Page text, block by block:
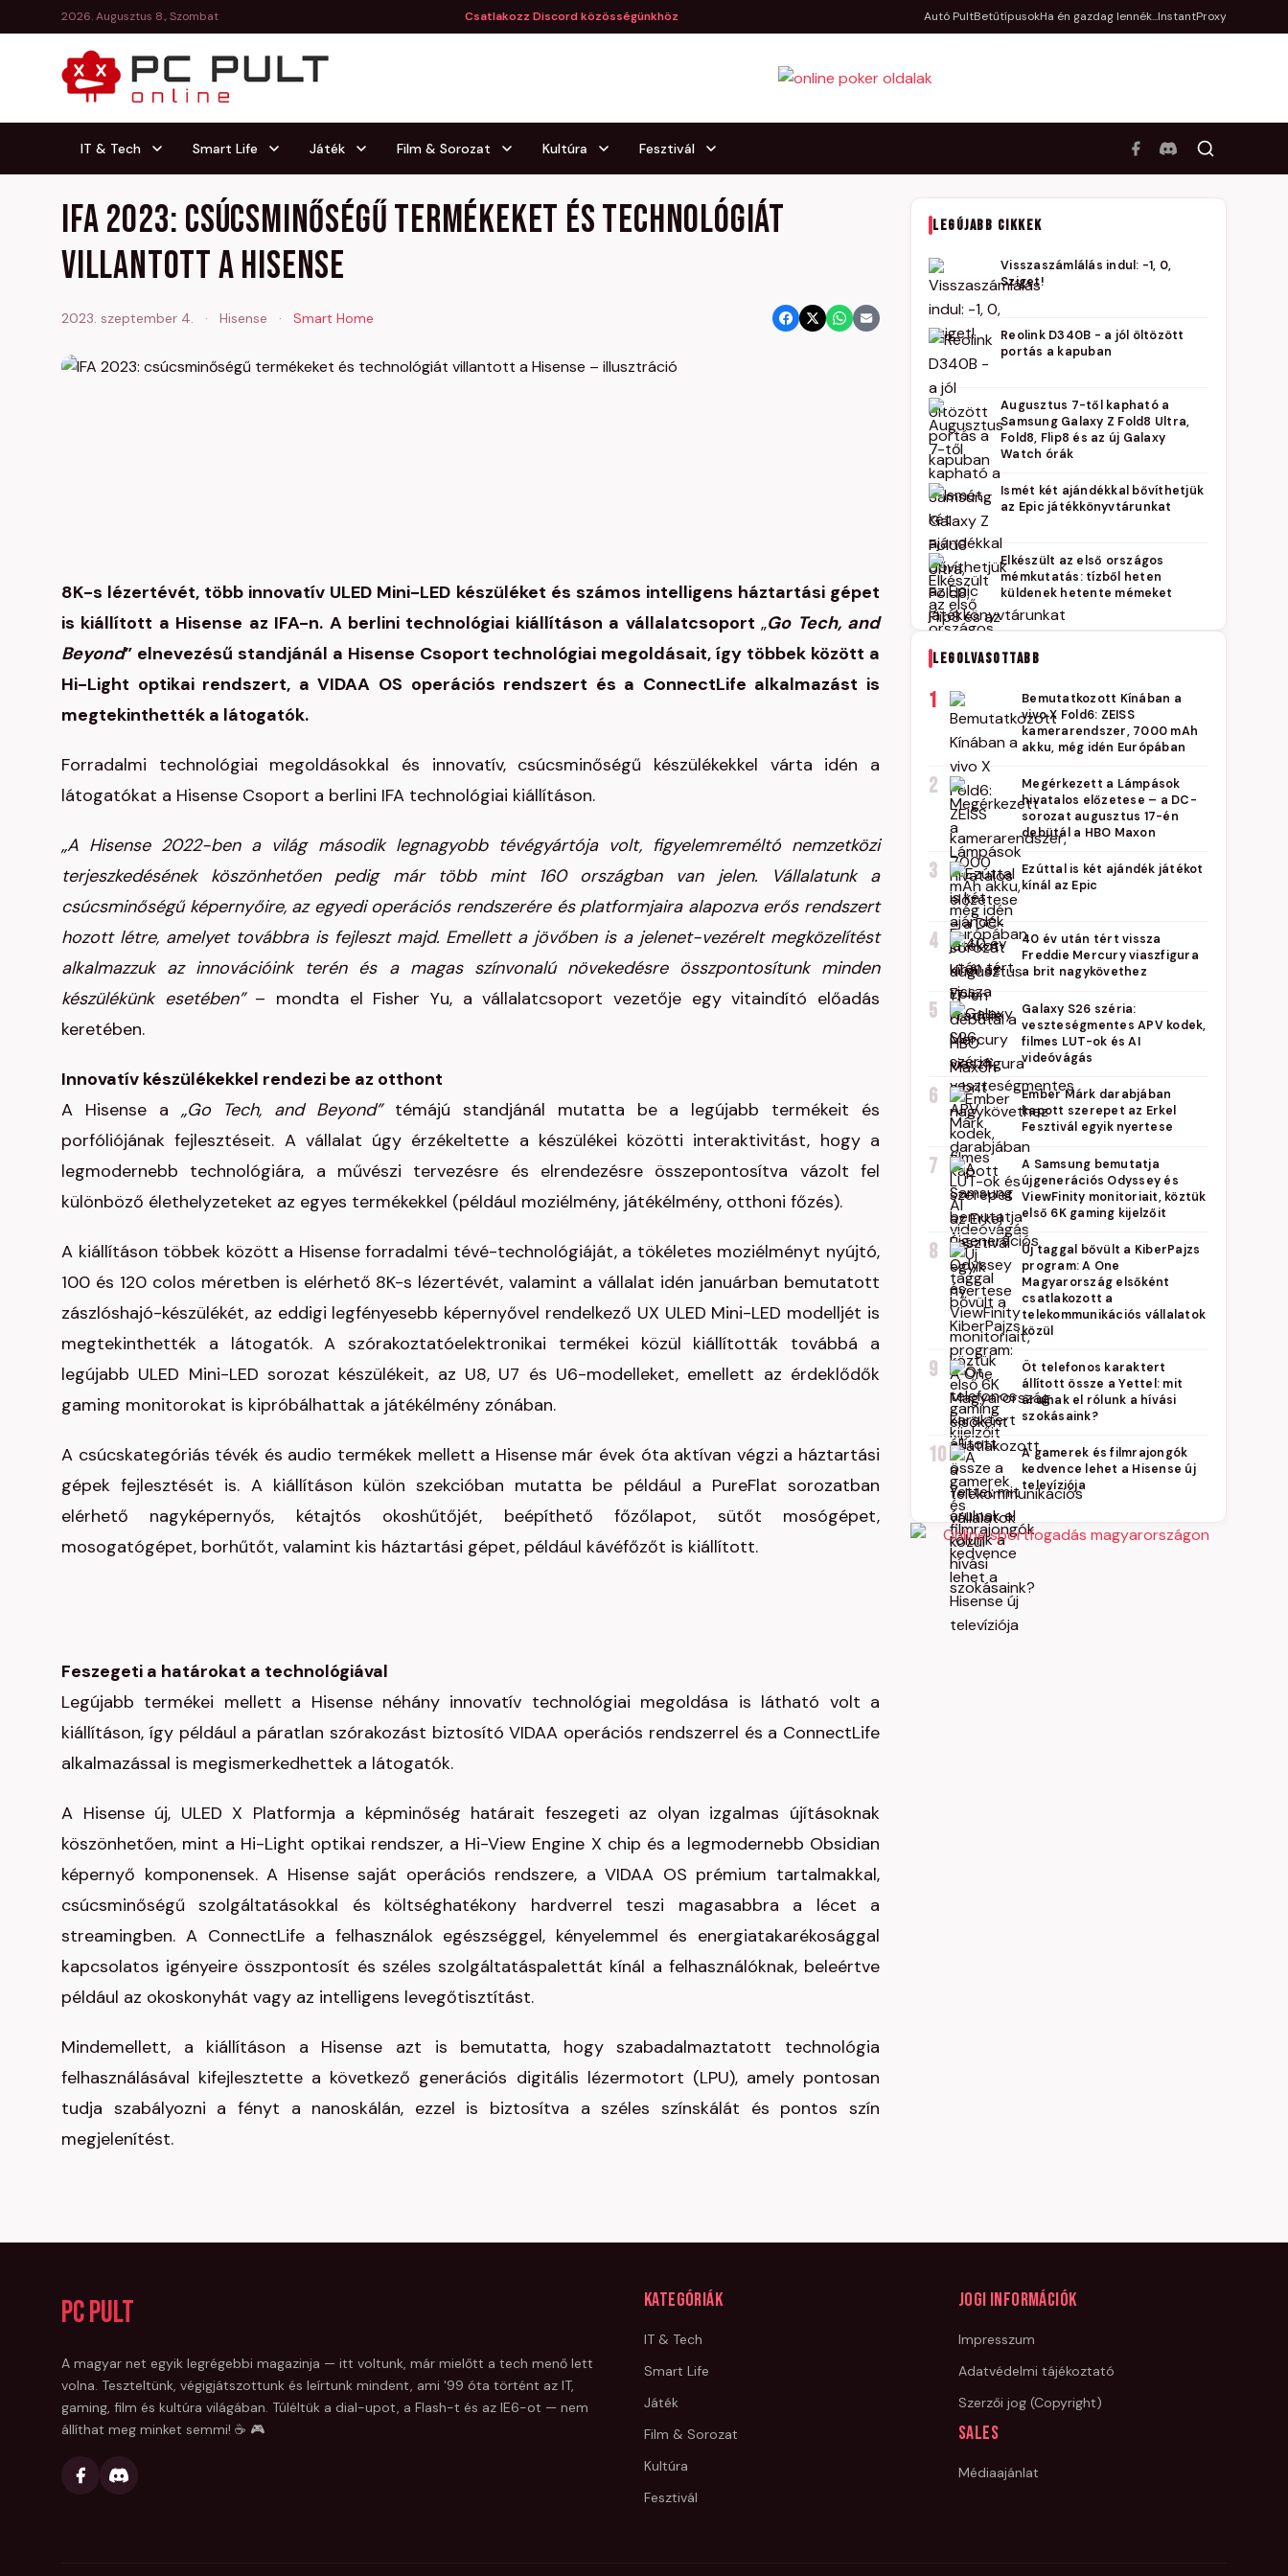
2026. Augusztus 8., Szombat Csatlakozz Discord közösségünkhöz Autó PultBetűtípusokHa én gazdag lennék...InstantProxy
IT & Tech Smart Life Játék Film & Sorozat Kultúra Fesztivál
IFA 2023: csúcsminőségű termékeket és technológiát
villantott a Hisense
2023. szeptember 4. · Hisense · Smart Home
8K-s lézertévét, több innovatív ULED Mini-LED készüléket és számos intelligens háztartási gépet
is kiállított a Hisense az IFA-n. A berlini technológiai kiállításon a vállalatcsoport„Go Tech, and
Beyond” elnevezésű standjánál a Hisense Csoport technológiai megoldásait, így többek között a
Hi-Light optikai rendszert, a VIDAA OS operációs rendszert és a ConnectLife alkalmazást is
megtekinthették a látogatók.
Forradalmi technológiai megoldásokkal és innovatív, csúcsminőségű készülékekkel várta idén a
látogatókat a Hisense Csoport a berlini IFA technológiai kiállításon.
„A Hisense 2022-ben a világ második legnagyobb tévégyártója volt, figyelemreméltó nemzetközi
terjeszkedésének köszönhetően pedig már több mint 160 országban van jelen. Vállalatunk a
csúcsminőségű képernyőire, az egyedi operációs rendszerére és platformjaira alapozva erős rendszert
hozott létre, amelyet továbbra is fejleszt majd. Emellett a jövőben is a jelenet-vezérelt megközelítést
alkalmazzuk az innovációink terén és a magas színvonalú növekedésre összpontosítunk minden
készülékünk esetében” – mondta el Fisher Yu, a vállalatcsoport vezetője egy vitaindító előadás
keretében.
Innovatív készülékekkel rendezi be az otthont
A Hisense a „Go Tech, and Beyond”témájú standjánál mutatta be a legújabb termékeit és
porfóliójának fejlesztéseit. A vállalat úgy érzékeltette a készülékei közötti interaktivitást, hogy a
legmodernebb technológiára, a művészi tervezésre és elrendezésre összepontosítva vázolt fel
különböző élethelyzeteket az egyes termékekkel (például moziélmény, játékélmény, otthoni főzés).
A kiállításon többek között a Hisense forradalmi tévé-technológiáját, a tökéletes moziélményt nyújtó,
100 és 120 colos méretben is elérhető 8K-s lézertévét, valamint a vállalat idén januárban bemutatott
zászlóshajó-készülékét, az eddigi legfényesebb képernyővel rendelkező UX ULED Mini-LED modelljét is
megtekinthették a látogatók. A szórakoztatóelektronikai termékei közül kiállították továbbá a
legújabb ULED Mini-LED sorozat készülékeit, az U8, U7 és U6-modelleket, emellett az érdeklődők
gaming monitorokat is kipróbálhattak a játékélmény zónában.
A csúcskategóriás tévék és audio termékek mellett a Hisense már évek óta aktívan végzi a háztartási
gépek fejlesztését is. A kiállításon külön szekcióban mutatta be például a PureFlat sorozatban
elérhető nagyképernyős, kétajtós okoshűtőjét, beépíthető főzőlapot, sütőt mosógépet,
mosogatógépet, borhűtőt, valamint kis háztartási gépet, például kávéfőzőt is kiállított.
Feszegeti a határokat a technológiával
Legújabb termékei mellett a Hisense néhány innovatív technológiai megoldása is látható volt a
kiállításon, így például a páratlan szórakozást biztosító VIDAA operációs rendszerrel és a ConnectLife
alkalmazással is megismerkedhettek a látogatók.
A Hisense új, ULED X Platformja a képminőség határait feszegeti az olyan izgalmas újításoknak
köszönhetően, mint a Hi-Light optikai rendszer, a Hi-View Engine X chip és a legmodernebb Obsidian
képernyő komponensek. A Hisense saját operációs rendszere, a VIDAA OS prémium tartalmakkal,
csúcsminőségű szolgáltatásokkal és költséghatékony hardverrel teszi magasabbra a lécet a
streamingben. A ConnectLife a felhasználok egészséggel, kényelemmel és energiatakarékosággal
kapcsolatos igényeire összpontosít és széles szolgáltatáspalettát kínál a felhasználóknak, beleértve
például az okoskonyhát vagy az intelligens levegőtisztítást.
Mindemellett, a kiállításon a Hisense azt is bemutatta, hogy szabadalmaztatott technológia
felhasználásával kifejlesztette a következő generációs digitális lézermotort (LPU), amely pontosan
tudja szabályozni a fényt a nanoskálán, ezzel is biztosítva a széles színskálát és pontos szín
megjelenítést.
LEGÚJABB CIKKEK
Visszaszámlálás indul: -1, 0,
Sziget!
Reolink D340B - a jól öltözött
portás a kapuban
Augusztus 7-től kapható a
Samsung Galaxy Z Fold8 Ultra,
Fold8, Flip8 és az új Galaxy
Watch órák
Ismét két ajándékkal bővíthetjük
az Epic játékkönyvtárunkat
Elkészült az első országos
mémkutatás: tízből heten
küldenek hetente mémeket
LEGOLVASOTTABB
1
Bemutatkozott Kínában a
vivo X Fold6: ZEISS
kamerarendszer, 7000 mAh
akku, még idén Európában
2
Megérkezett a Lámpások
hivatalos előzetese – a DC-
sorozat augusztus 17-én
debütál a HBO Maxon
3
Ezúttal is két ajándék játékot
kínál az Epic
4
40 év után tért vissza
Freddie Mercury viaszfigura
a brit nagykövethez
5
Galaxy S26 széria:
veszteségmentes APV kodek,
filmes LUT-ok és AI
videóvágás
6
Ember Márk darabjában
kapott szerepet az Erkel
Fesztivál egyik nyertese
7
A Samsung bemutatja
újgenerációs Odyssey és
ViewFinity monitoriait, köztük
első 6K gaming kijelzőit
8
Új taggal bővült a KiberPajzs
program: A One
Magyarország elsőként
csatlakozott a
telekommunikációs vállalatok
közül
9
Öt telefonos karaktert
állított össze a Yettel: mit
árulnak el rólunk a hívási
szokásaink?
10
A gamerek és filmrajongók
kedvence lehet a Hisense új
televíziója
PC Pult
A magyar net egyik legrégebbi magazinja — itt voltunk, már mielőtt a tech menő lett
volna. Teszteltünk, végigjátszottunk és leírtunk mindent, ami '99 óta történt az IT,
gaming, film és kultúra világában. Túléltük a dial-upot, a Flash-t és az IE6-ot — nem
állíthat meg minket semmi! ☕ 🎮
Kategóriák
IT & Tech
Smart Life
Játék
Film & Sorozat
Kultúra
Fesztivál
Jogi információk
Impresszum
Adatvédelmi tájékoztató
Szerzői jog (Copyright)
Sales
Médiaajánlat